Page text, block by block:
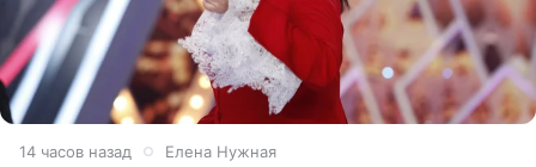
14 часов назад Елена Нужная